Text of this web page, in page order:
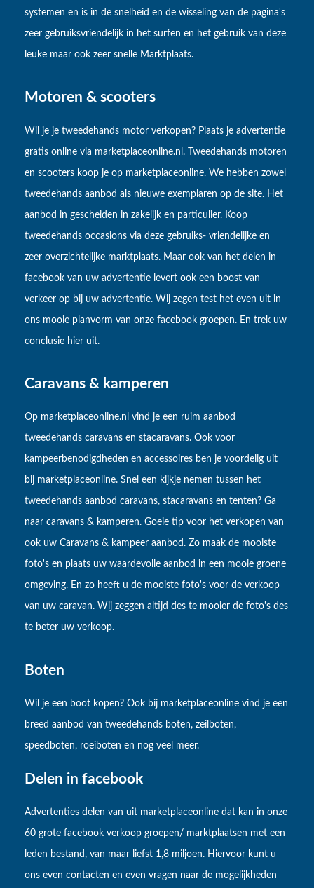
systemen en is in de snelheid en de wisseling van de pagina's
zeer gebruiksvriendelijk in het surfen en het gebruik van deze
leuke maar ook zeer snelle Marktplaats.
Motoren & scooters
Wil je je tweedehands motor verkopen? Plaats je advertentie
gratis online via marketplaceonline.nl. Tweedehands motoren
en scooters koop je op marketplaceonline. We hebben zowel
tweedehands aanbod als nieuwe exemplaren op de site. Het
aanbod in gescheiden in zakelijk en particulier. Koop
tweedehands occasions via deze gebruiks- vriendelijke en
zeer overzichtelijke marktplaats. Maar ook van het delen in
facebook van uw advertentie levert ook een boost van
verkeer op bij uw advertentie. Wij zegen test het even uit in
ons mooie planvorm van onze facebook groepen. En trek uw
conclusie hier uit.
Caravans & kamperen
Op marketplaceonline.nl vind je een ruim aanbod
tweedehands caravans en stacaravans. Ook voor
kampeerbenodigdheden en accessoires ben je voordelig uit
bij marketplaceonline. Snel een kijkje nemen tussen het
tweedehands aanbod caravans, stacaravans en tenten? Ga
naar caravans & kamperen. Goeie tip voor het verkopen van
ook uw Caravans & kampeer aanbod. Zo maak de mooiste
foto's en plaats uw waardevolle aanbod in een mooie groene
omgeving. En zo heeft u de mooiste foto's voor de verkoop
van uw caravan. Wij zeggen altijd des te mooier de foto's des
te beter uw verkoop.
Boten
Wil je een boot kopen? Ook bij marketplaceonline vind je een
breed aanbod van tweedehands boten, zeilboten,
speedboten, roeiboten en nog veel meer.
Delen in facebook
Advertenties delen van uit marketplaceonline dat kan in onze
60 grote facebook verkoop groepen/ marktplaatsen met een
leden bestand, van maar liefst 1,8 miljoen. Hiervoor kunt u
ons even contacten en even vragen naar de mogelijkheden